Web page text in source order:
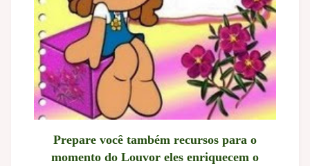
Prepare você também recursos para o
momento do Louvor eles enriquecem o